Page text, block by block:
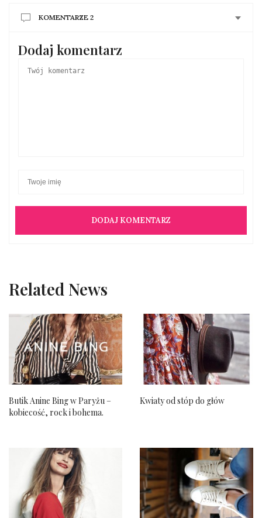
KOMENTARZE 2
Dodaj komentarz
Related News
Butik Anine Bing w Paryżu –
kobiecość, rock i bohema.
Kwiaty od stóp do głów